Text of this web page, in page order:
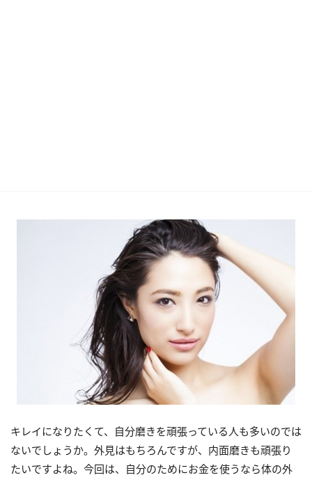
キレイになりたくて、自分磨きを頑張っている人も多いのでは
ないでしょうか。外見はもちろんですが、内面磨きも頑張り
たいですよね。今回は、自分のためにお金を使うなら体の外